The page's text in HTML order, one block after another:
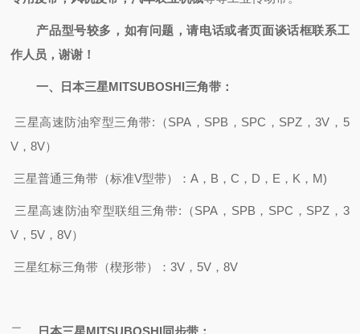
产品型号较多，如有问题，请电话或者页面谈话框联系工
作人员，谢谢！
一、 日本三星MITSUBOSHI三角带：
三星高速防油窄型三角带: （SPA，SPB，SPC，SPZ，3V ， 5
V，8V）
三星普通三角带（标准V型带）：A，B，C，D，E，K，M)
三星高速防油窄型联组三角带: （SPA，SPB，SPC，SPZ，3
V，5V，8V）
三星红标三角带（楔形带）：3V，5V，8V
二、 日本三星MITSUBOSHI同步带：